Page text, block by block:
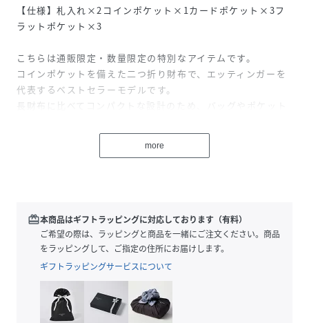
【仕様】札入れ×2コインポケット×1カードポケット×3フ
ラットポケット×3
こちらは通販限定・数量限定の特別なアイテムです。
コインポケットを備えた二つ折り財布で、エッティンガーを
代表するベストセラーモデルです。
長財布に比べてコンパクトな設計のため、バッグやポケット
【限定カラー・キングスコレクション】
英国王室御用達ブランド「エッティンガー」から、ロイヤル
れる鮮やかなカラーが魅力です。
ロゴはシルバー。英国紳士が肌身離さず持ち歩く、ステッキ
のスターリングシルバーからイメージしました。
スターリングには「本物」「立派な」「価値ある」という意
味が込められています。
more
redeem本商品はギフトラッピングに対応しております（有料）
ご希望の際は、ラッピングと商品を一緒にご注文ください。商品
をラッピングして、ご指定の住所にお届けします。
ギフトラッピングサービスについて